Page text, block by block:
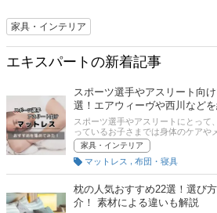
家具・インテリア
エキスパートの新着記事
スポーツ選手やアスリート向
選！エアウィーヴや西川など
スポーツ選手やアスリートにとって
っているお子さまでは身体のケアや
ことでよりパフォーマンスを発揮す
そんなスポーツ選手やアスリートに
すすめ商品をご紹介していきます。
キングまで掲載しているので是非参
家具・インテリア
マットレス
布団・寝具
枕の人気おすすめ22選！選び
介！ 素材による違いも解説